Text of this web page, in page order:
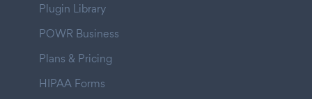
Plugin Library
POWR Business
Plans & Pricing
HIPAA Forms